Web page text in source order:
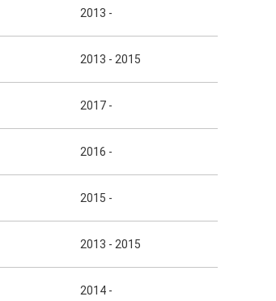
2013 -
2013 - 2015
2017 -
2016 -
2015 -
2013 - 2015
2014 -